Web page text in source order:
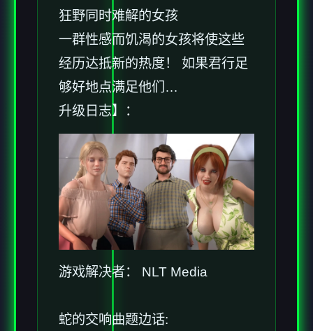
狂野同时难解的女孩
一群性感而饥渴的女孩将使这些
经历达抵新的热度！ 如果君行足
够好地点满足他们…
升级日志】：
游戏解决者： NLT Media
蛇的交响曲题边话: